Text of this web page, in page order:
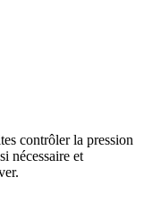
contrôler la pression
nécessaire et